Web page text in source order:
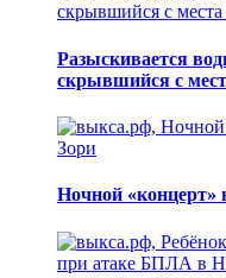
Разыскивается
скрывшийся с
Ночной «концерт»